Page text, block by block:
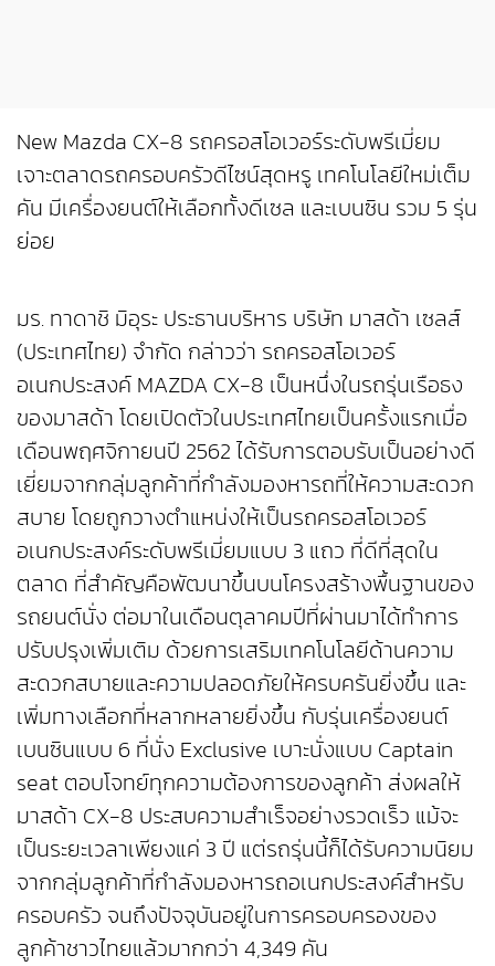
New Mazda CX-8 รถครอสโอเวอร์ระดับพรีเมี่ยม
เจาะตลาดรถครอบครัวดีไซน์สุดหรู เทคโนโลยีใหม่เต็ม
คัน มีเครื่องยนต์ให้เลือกทั้งดีเซล และเบนซิน รวม 5 รุ่น
ย่อย
มร. ทาดาชิ มิอุระ ประธานบริหาร บริษัท มาสด้า เซลส์
(ประเทศไทย) จำกัด กล่าวว่า รถครอสโอเวอร์
อเนกประสงค์ MAZDA CX-8 เป็นหนึ่งในรถรุ่นเรือธง
ของมาสด้า โดยเปิดตัวในประเทศไทยเป็นครั้งแรกเมื่อ
เดือนพฤศจิกายนปี 2562 ได้รับการตอบรับเป็นอย่างดี
เยี่ยมจากกลุ่มลูกค้าที่กำลังมองหารถที่ให้ความสะดวก
สบาย โดยถูกวางตำแหน่งให้เป็นรถครอสโอเวอร์
อเนกประสงค์ระดับพรีเมี่ยมแบบ 3 แถว ที่ดีที่สุดใน
ตลาด ที่สำคัญคือพัฒนาขึ้นบนโครงสร้างพื้นฐานของ
รถยนต์นั่ง ต่อมาในเดือนตุลาคมปีที่ผ่านมาได้ทำการ
ปรับปรุงเพิ่มเติม ด้วยการเสริมเทคโนโลยีด้านความ
สะดวกสบายและความปลอดภัยให้ครบครันยิ่งขึ้น และ
เพิ่มทางเลือกที่หลากหลายยิ่งขึ้น กับรุ่นเครื่องยนต์
เบนซินแบบ 6 ที่นั่ง Exclusive เบาะนั่งแบบ Captain
seat ตอบโจทย์ทุกความต้องการของลูกค้า ส่งผลให้
มาสด้า CX-8 ประสบความสำเร็จอย่างรวดเร็ว แม้จะ
เป็นระยะเวลาเพียงแค่ 3 ปี แต่รถรุ่นนี้ก็ได้รับความนิยม
จากกลุ่มลูกค้าที่กำลังมองหารถอเนกประสงค์สำหรับ
ครอบครัว จนถึงปัจจุบันอยู่ในการครอบครองของ
ลูกค้าชาวไทยแล้วมากกว่า 4,349 คัน